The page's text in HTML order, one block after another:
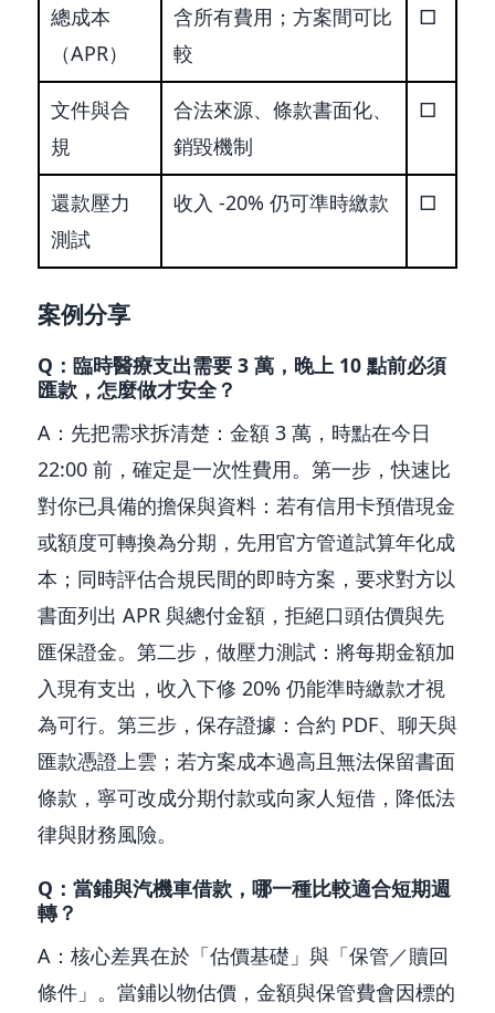
總成本
（APR）
含所有費用；方案間可比
較
□
文件與合
規
合法來源、條款書面化、
銷毀機制
□
還款壓力
測試
收入 -20% 仍可準時繳款 □
案例分享
Q：臨時醫療支出需要 3 萬，晚上 10 點前必須
匯款，怎麼做才安全？
A：先把需求拆清楚：金額 3 萬，時點在今日
22:00 前，確定是一次性費用。第一步，快速比
對你已具備的擔保與資料：若有信用卡預借現金
或額度可轉換為分期，先用官方管道試算年化成
本；同時評估合規民間的即時方案，要求對方以
書面列出 APR 與總付金額，拒絕口頭估價與先
匯保證金。第二步，做壓力測試：將每期金額加
入現有支出，收入下修 20% 仍能準時繳款才視
為可行。第三步，保存證據：合約 PDF、聊天與
匯款憑證上雲；若方案成本過高且無法保留書面
條款，寧可改成分期付款或向家人短借，降低法
律與財務風險。
Q：當鋪與汽機車借款，哪一種比較適合短期週
轉？
A：核心差異在於「估價基礎」與「保管／贖回
條件」。當鋪以物估價，金額與保管費會因標的